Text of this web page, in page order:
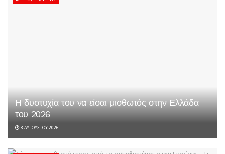
Η δυστυχία του να είσαι μισθωτός στην Ελλάδα
του 2026
8 ΑΥΓΟΎΣΤΟΥ 2026